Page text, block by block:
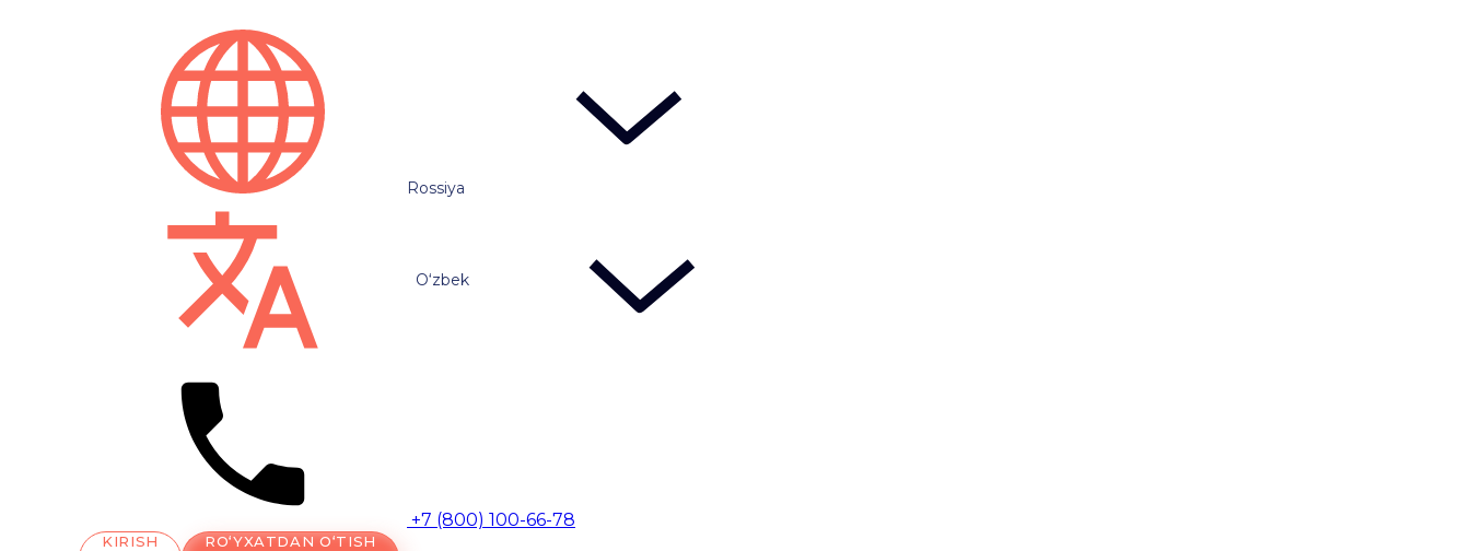
Rossiya
O‘zbek
+7 (800) 100-66-78
KIRISH RO‘YXATDAN O‘TISH